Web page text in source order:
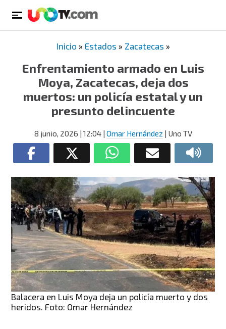
Inicio » Estados » Zacatecas »
Enfrentamiento armado en Luis
Moya, Zacatecas, deja dos
muertos: un policía estatal y un
presunto delincuente
8 junio, 2026 | 12:04| Omar Hernández | Uno TV
Balacera en Luis Moya deja un policía muerto y dos
heridos. Foto: Omar Hernández